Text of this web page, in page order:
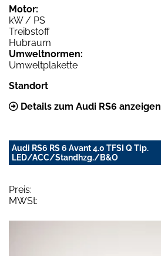
Motor:
kW / PS
Treibstoff
Hubraum
Umweltnormen:
Umweltplakette
Standort
Details zum Audi RS6 anzeigen
Audi RS6 RS 6 Avant 4.0 TFSI Q Tip.
LED/ACC/Standhzg./B&O
Preis:
MWSt: